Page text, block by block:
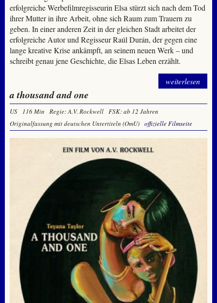
erfolgreiche Werbefilmregisseurin Elsa stürzt sich nach dem Tod
ihrer Mutter in ihre Arbeit, ohne sich Raum zum Trauern zu
geben. In einer anderen Zeit in der gleichen Stadt arbeitet der
erfolgreiche Autor und Regisseur Raúl Durán, der gegen eine
lange kreative Krise ankämpft, an seinem neuen Werk – und
schreibt genau jene Geschichte, die Elsas Leben erzählt.
weiterlesen
a thousand and one
US 116 Min Regie: A.V. Rockwell FSK: ab 12 Jahren
Originalfassung mit deutschen Untertiteln (OmU) offizielle Filmseite